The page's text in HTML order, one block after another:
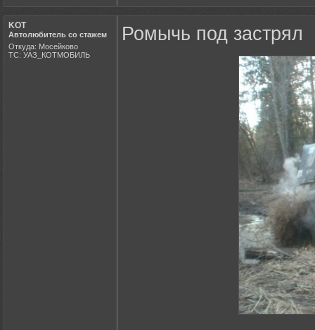
KOT
Автолюбитель со стажем
Откуда: Мосейково
ТС: УАЗ_КОТМОБИЛЬ
Ромычь под застрял